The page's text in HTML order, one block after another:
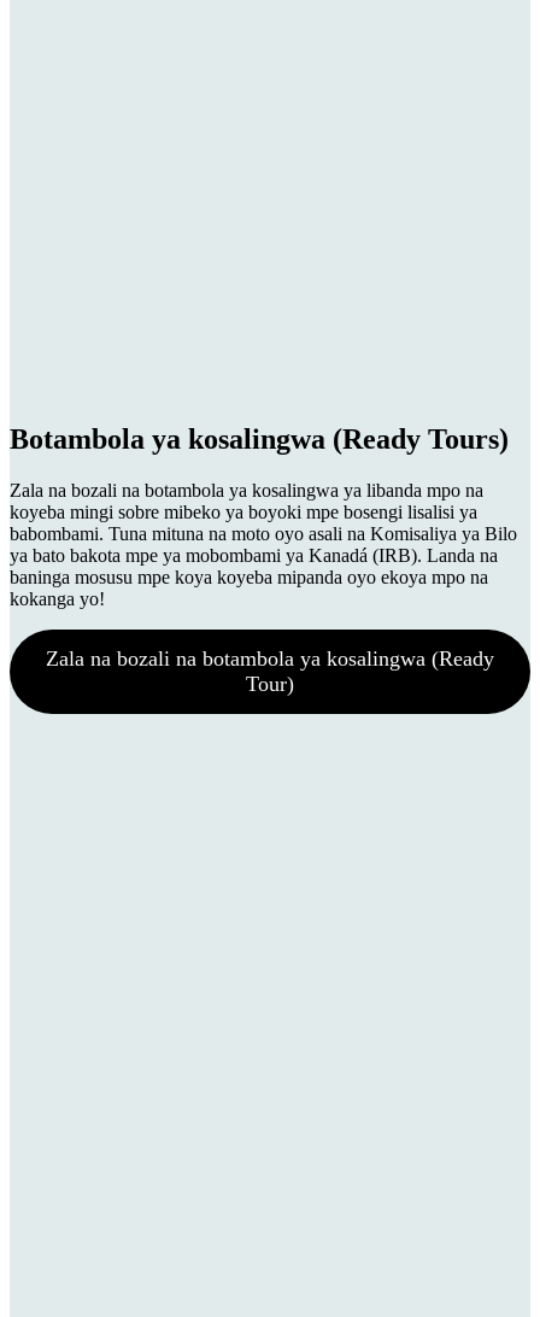
Botambola ya kosalingwa (Ready Tours)
Zala na bozali na botambola ya kosalingwa ya libanda mpo na
koyeba mingi sobre mibeko ya boyoki mpe bosengi lisalisi ya
babombami. Tuna mituna na moto oyo asali na Komisaliya ya Bilo
ya bato bakota mpe ya mobombami ya Kanadá (IRB). Landa na
baninga mosusu mpe koya koyeba mipanda oyo ekoya mpo na
kokanga yo!
Zala na bozali na botambola ya kosalingwa (Ready
Tour)